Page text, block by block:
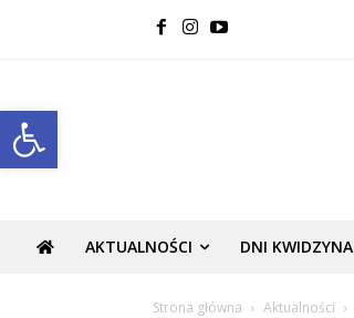
Open toolbar
AKTUALNOŚCI DNI KWIDZYNA
Strona główna Aktualności